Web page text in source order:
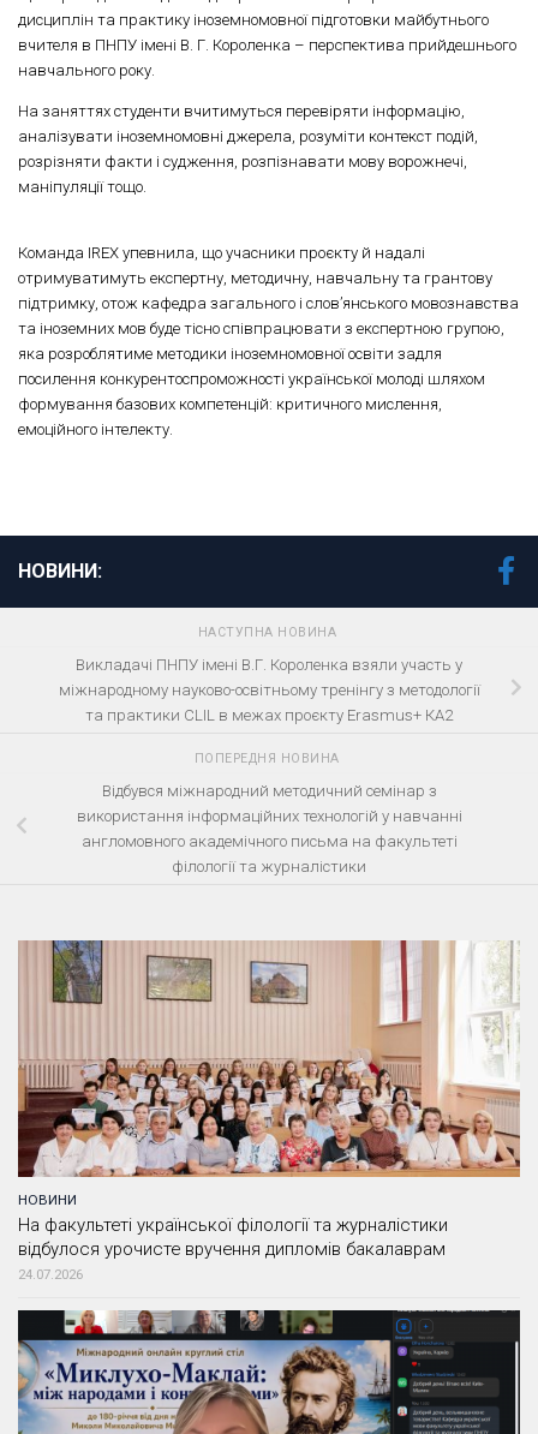
дисциплін та практику іноземномовної підготовки майбутнього
вчителя в ПНПУ імені В. Г. Короленка – перспектива прийдешнього
навчального року.
На заняттях студенти вчитимуться перевіряти інформацію,
аналізувати іноземномовні джерела, розуміти контекст подій,
розрізняти факти і судження, розпізнавати мову ворожнечі,
маніпуляції тощо.
Команда IREX упевнила, що учасники проєкту й надалі
отримуватимуть експертну, методичну, навчальну та грантову
підтримку, отож кафедра загального і слов’янського мовознавства
та іноземних мов буде тісно співпрацювати з експертною групою,
яка розроблятиме методики іноземномовної освіти задля
посилення конкурентоспроможності української молоді шляхом
формування базових компетенцій: критичного мислення,
емоційного інтелекту.
НОВИНИ:
НАСТУПНА НОВИНА
Викладачі ПНПУ імені В.Г. Короленка взяли участь у
міжнародному науково-освітньому тренінгу з методології
та практики CLIL в межах проєкту Erasmus+ КА2
ПОПЕРЕДНЯ НОВИНА
Відбувся міжнародний методичний семінар з
використання інформаційних технологій у навчанні
англомовного академічного письма на факультеті
філології та журналістики
НОВИНИ
На факультеті української філології та журналістики
відбулося урочисте вручення дипломів бакалаврам
24.07.2026